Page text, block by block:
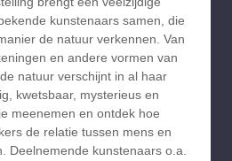
kunstenaars samen, die
de natuur verkennen. Van
en andere vormen van
natuur verschijnt in al haar
kwetsbaar, mysterieus en
meenemen en ontdek hoe
de relatie tussen mens en
Deelnemende kunstenaars o.a.